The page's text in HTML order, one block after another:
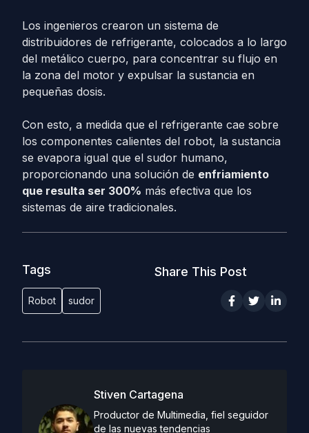
Los ingenieros crearon un sistema de
distribuidores de refrigerante, colocados a lo largo
del metálico cuerpo, para concentrar su flujo en
la zona del motor y expulsar la sustancia en
pequeñas dosis.
Con esto, a medida que el refrigerante cae sobre
los componentes calientes del robot, la sustancia
se evapora igual que el sudor humano,
proporcionando una solución de enfriamiento
que resulta ser 300% más efectiva que los
sistemas de aire tradicionales.
Tags
Robot sudor
Share This Post
Stiven Cartagena
Productor de Multimedia, fiel seguidor
de las nuevas tendencias